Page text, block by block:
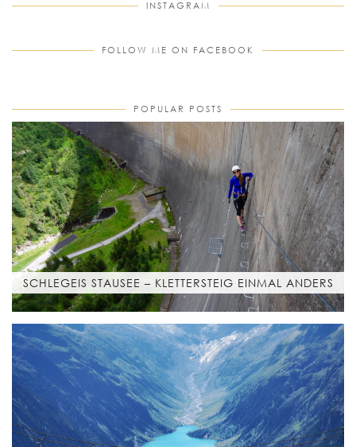
INSTAGRAM
FOLLOW ME ON FACEBOOK
POPULAR POSTS
SCHLEGEIS STAUSEE – KLETTERSTEIG EINMAL ANDERS